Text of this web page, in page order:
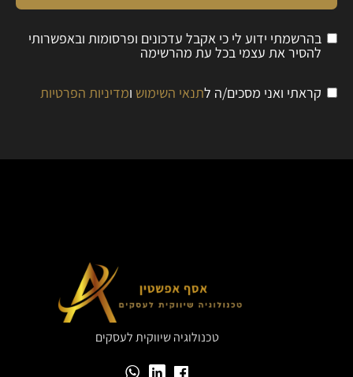
בהרשמתי ידוע לי כי אקבל עדכונים ופרסומות ובאפשרותי
להסיר את עצמי בכל עת מהרשימה
קראתי ואני מסכים/ה לתנאי השימוש ומדיניות הפרטיות
טכנולוגיה שיווקית לעסקים